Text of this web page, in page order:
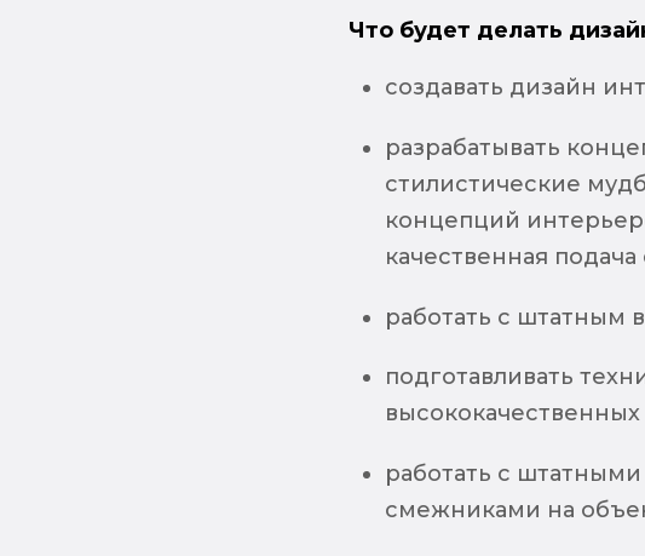
Что будет делать
создавать дизайн
разрабатывать
стилистические
концепций
качественная
работать с штатным
подготавливать
работать с
смежниками на